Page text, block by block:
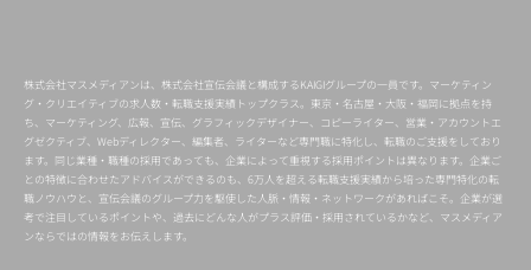
株式会社マスメディアンは、株式会社宣伝会議と構成するKAIGIグループの一員です。マーケティン
グ・クリエイティブの求人数・転職支援実績トップクラス。東京・名古屋・大阪・福岡に拠点を持
ち、マーケティング、広報、宣伝、グラフィックデザイナー、コピーライター、営業・アカウントエ
グゼクティブ、Webディレクター、編集者、ライターなど専門職に特化し、転職のご支援をしており
ます。同じ業種・職種の採用であっても、企業によって重視する採用ポイントは異なります。企業ご
との特徴に合わせたアドバイスができるのも、6万人を超える転職支援実績から培った専門特化の転
職ノウハウと、宣伝会議のグループ力を駆使した人脈・情報・ネットワークがあればこそ。企業が選
考で注目しているポイントや、過去にどんな人がプラス評価・採用されているかなど、マスメディア
ンならではの情報をお伝えします。